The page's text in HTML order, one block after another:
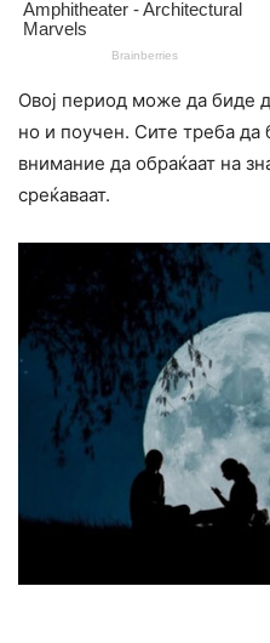
Овој период може да биде
но и поучен. Сите треба да
внимание да обраќаат на
среќаваат.